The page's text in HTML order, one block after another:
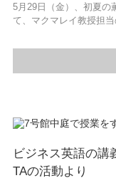
5月29日（金）、初夏の
て、マクマレイ教授担当
ビジネス英語の
TAの活動より